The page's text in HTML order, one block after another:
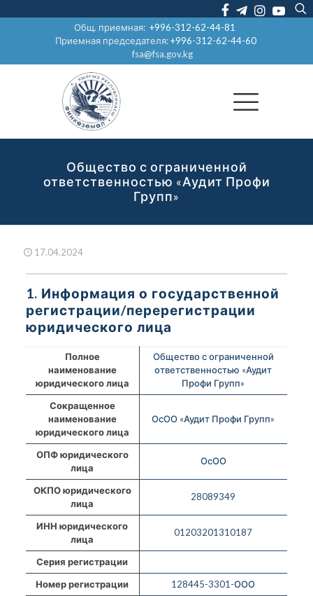
Общ. приемная:+996-312-62-44-81
Приемная председателя:+996-312-62-44-60
fsa@fsa.gov.kg
Общество с ограниченной
ответственностью «Аудит Профи
Групп»
17.04.2024
1. Информация о государственной
регистрации/перерегистрации
юридического лица
Полное
наименование
юридического лица
Общество с ограниченной
ответственностью «Аудит
Профи Групп»
Сокращенное
наименование
юридического лица
ОсОО «Аудит Профи Групп»
ОПФ юридического
лица
ОсОО
ОКПО юридического
лица
28089349
ИНН юридического
лица
01203201310187
Серия регистрации
Номер регистрации
128445-3301-ООО